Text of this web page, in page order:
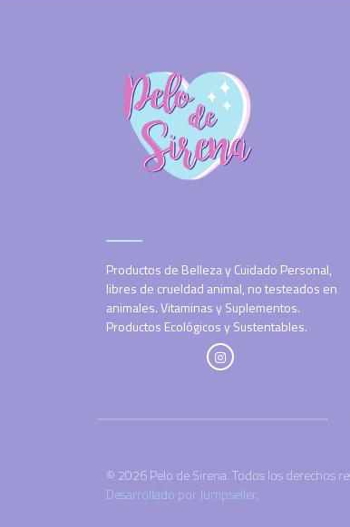
Productos de Belleza y Cuidado Personal,
libres de crueldad animal, no testeados en
animales. Vitaminas y Suplementos.
Productos Ecológicos y Sustentables.
© 2026 Pelo de Sirena. Todos los derechos
Desarrollado por Jumpseller.